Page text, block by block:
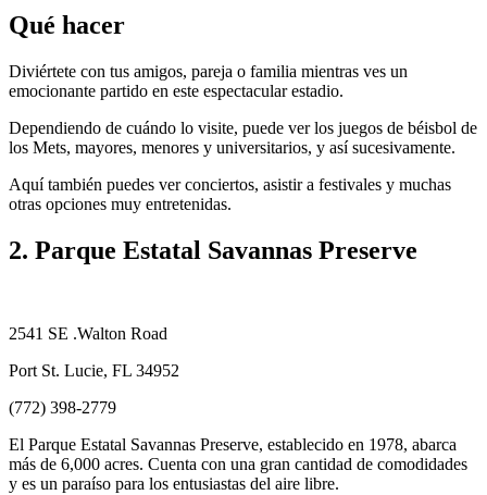
Qué hacer
Diviértete con tus amigos, pareja o familia mientras ves un
emocionante partido en este espectacular estadio.
Dependiendo de cuándo lo visite, puede ver los juegos de béisbol de
los Mets, mayores, menores y universitarios, y así sucesivamente.
Aquí también puedes ver conciertos, asistir a festivales y muchas
otras opciones muy entretenidas.
2. Parque Estatal Savannas Preserve
2541 SE .Walton Road
Port St. Lucie, FL 34952
(772) 398-2779
El Parque Estatal Savannas Preserve, establecido en 1978, abarca
más de 6,000 acres. Cuenta con una gran cantidad de comodidades
y es un paraíso para los entusiastas del aire libre.